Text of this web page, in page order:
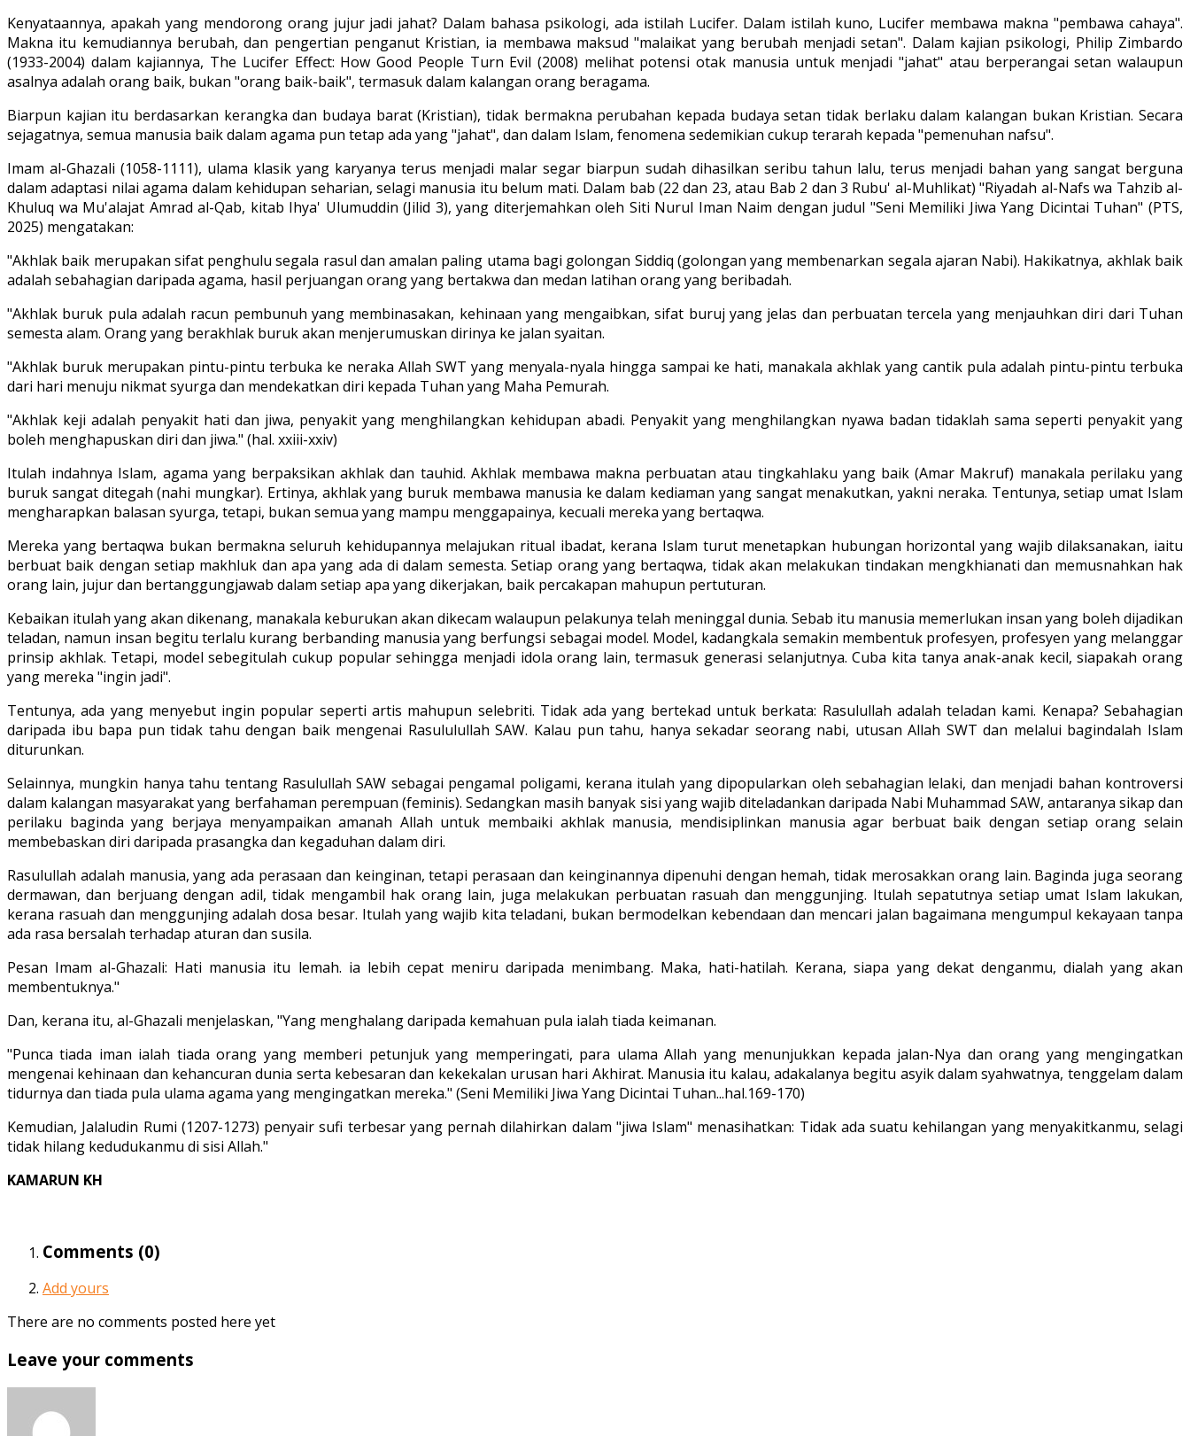
Kenyataannya, apakah yang mendorong orang jujur jadi jahat? Dalam bahasa psikologi, ada istilah Lucifer. Dalam istilah kuno, Lucifer membawa makna "pembawa cahaya".
Makna itu kemudiannya berubah, dan pengertian penganut Kristian, ia membawa maksud "malaikat yang berubah menjadi setan". Dalam kajian psikologi, Philip Zimbardo
(1933-2004) dalam kajiannya, The Lucifer Effect: How Good People Turn Evil (2008) melihat potensi otak manusia untuk menjadi "jahat" atau berperangai setan walaupun
asalnya adalah orang baik, bukan "orang baik-baik", termasuk dalam kalangan orang beragama.
Biarpun kajian itu berdasarkan kerangka dan budaya barat (Kristian), tidak bermakna perubahan kepada budaya setan tidak berlaku dalam kalangan bukan Kristian. Secara
sejagatnya, semua manusia baik dalam agama pun tetap ada yang "jahat", dan dalam Islam, fenomena sedemikian cukup terarah kepada "pemenuhan nafsu".
Imam al-Ghazali (1058-1111), ulama klasik yang karyanya terus menjadi malar segar biarpun sudah dihasilkan seribu tahun lalu, terus menjadi bahan yang sangat berguna
dalam adaptasi nilai agama dalam kehidupan seharian, selagi manusia itu belum mati. Dalam bab (22 dan 23, atau Bab 2 dan 3 Rubu' al-Muhlikat) "Riyadah al-Nafs wa Tahzib al-
Khuluq wa Mu'alajat Amrad al-Qab, kitab Ihya' Ulumuddin (Jilid 3), yang diterjemahkan oleh Siti Nurul Iman Naim dengan judul "Seni Memiliki Jiwa Yang Dicintai Tuhan" (PTS,
2025) mengatakan:
"Akhlak baik merupakan sifat penghulu segala rasul dan amalan paling utama bagi golongan Siddiq (golongan yang membenarkan segala ajaran Nabi). Hakikatnya, akhlak baik
adalah sebahagian daripada agama, hasil perjuangan orang yang bertakwa dan medan latihan orang yang beribadah.
"Akhlak buruk pula adalah racun pembunuh yang membinasakan, kehinaan yang mengaibkan, sifat buruj yang jelas dan perbuatan tercela yang menjauhkan diri dari Tuhan
semesta alam. Orang yang berakhlak buruk akan menjerumuskan dirinya ke jalan syaitan.
"Akhlak buruk merupakan pintu-pintu terbuka ke neraka Allah SWT yang menyala-nyala hingga sampai ke hati, manakala akhlak yang cantik pula adalah pintu-pintu terbuka
dari hari menuju nikmat syurga dan mendekatkan diri kepada Tuhan yang Maha Pemurah.
"Akhlak keji adalah penyakit hati dan jiwa, penyakit yang menghilangkan kehidupan abadi. Penyakit yang menghilangkan nyawa badan tidaklah sama seperti penyakit yang
boleh menghapuskan diri dan jiwa." (hal. xxiii-xxiv)
Itulah indahnya Islam, agama yang berpaksikan akhlak dan tauhid. Akhlak membawa makna perbuatan atau tingkahlaku yang baik (Amar Makruf) manakala perilaku yang
buruk sangat ditegah (nahi mungkar). Ertinya, akhlak yang buruk membawa manusia ke dalam kediaman yang sangat menakutkan, yakni neraka. Tentunya, setiap umat Islam
mengharapkan balasan syurga, tetapi, bukan semua yang mampu menggapainya, kecuali mereka yang bertaqwa.
Mereka yang bertaqwa bukan bermakna seluruh kehidupannya melajukan ritual ibadat, kerana Islam turut menetapkan hubungan horizontal yang wajib dilaksanakan, iaitu
berbuat baik dengan setiap makhluk dan apa yang ada di dalam semesta. Setiap orang yang bertaqwa, tidak akan melakukan tindakan mengkhianati dan memusnahkan hak
orang lain, jujur dan bertanggungjawab dalam setiap apa yang dikerjakan, baik percakapan mahupun pertuturan.
Kebaikan itulah yang akan dikenang, manakala keburukan akan dikecam walaupun pelakunya telah meninggal dunia. Sebab itu manusia memerlukan insan yang boleh dijadikan
teladan, namun insan begitu terlalu kurang berbanding manusia yang berfungsi sebagai model. Model, kadangkala semakin membentuk profesyen, profesyen yang melanggar
prinsip akhlak. Tetapi, model sebegitulah cukup popular sehingga menjadi idola orang lain, termasuk generasi selanjutnya. Cuba kita tanya anak-anak kecil, siapakah orang
yang mereka "ingin jadi".
Tentunya, ada yang menyebut ingin popular seperti artis mahupun selebriti. Tidak ada yang bertekad untuk berkata: Rasulullah adalah teladan kami. Kenapa? Sebahagian
daripada ibu bapa pun tidak tahu dengan baik mengenai Rasululullah SAW. Kalau pun tahu, hanya sekadar seorang nabi, utusan Allah SWT dan melalui bagindalah Islam
diturunkan.
Selainnya, mungkin hanya tahu tentang Rasulullah SAW sebagai pengamal poligami, kerana itulah yang dipopularkan oleh sebahagian lelaki, dan menjadi bahan kontroversi
dalam kalangan masyarakat yang berfahaman perempuan (feminis). Sedangkan masih banyak sisi yang wajib diteladankan daripada Nabi Muhammad SAW, antaranya sikap dan
perilaku baginda yang berjaya menyampaikan amanah Allah untuk membaiki akhlak manusia, mendisiplinkan manusia agar berbuat baik dengan setiap orang selain
membebaskan diri daripada prasangka dan kegaduhan dalam diri.
Rasulullah adalah manusia, yang ada perasaan dan keinginan, tetapi perasaan dan keinginannya dipenuhi dengan hemah, tidak merosakkan orang lain. Baginda juga seorang
dermawan, dan berjuang dengan adil, tidak mengambil hak orang lain, juga melakukan perbuatan rasuah dan menggunjing. Itulah sepatutnya setiap umat Islam lakukan,
kerana rasuah dan menggunjing adalah dosa besar. Itulah yang wajib kita teladani, bukan bermodelkan kebendaan dan mencari jalan bagaimana mengumpul kekayaan tanpa
ada rasa bersalah terhadap aturan dan susila.
Pesan Imam al-Ghazali: Hati manusia itu lemah. ia lebih cepat meniru daripada menimbang. Maka, hati-hatilah. Kerana, siapa yang dekat denganmu, dialah yang akan
membentuknya."
Dan, kerana itu, al-Ghazali menjelaskan, "Yang menghalang daripada kemahuan pula ialah tiada keimanan.
"Punca tiada iman ialah tiada orang yang memberi petunjuk yang memperingati, para ulama Allah yang menunjukkan kepada jalan-Nya dan orang yang mengingatkan
mengenai kehinaan dan kehancuran dunia serta kebesaran dan kekekalan urusan hari Akhirat. Manusia itu kalau, adakalanya begitu asyik dalam syahwatnya, tenggelam dalam
tidurnya dan tiada pula ulama agama yang mengingatkan mereka." (Seni Memiliki Jiwa Yang Dicintai Tuhan...hal.169-170)
Kemudian, Jalaludin Rumi (1207-1273) penyair sufi terbesar yang pernah dilahirkan dalam "jiwa Islam" menasihatkan: Tidak ada suatu kehilangan yang menyakitkanmu, selagi
tidak hilang kedudukanmu di sisi Allah."
KAMARUN KH
Comments (0)
Add yours
There are no comments posted here yet
Leave your comments